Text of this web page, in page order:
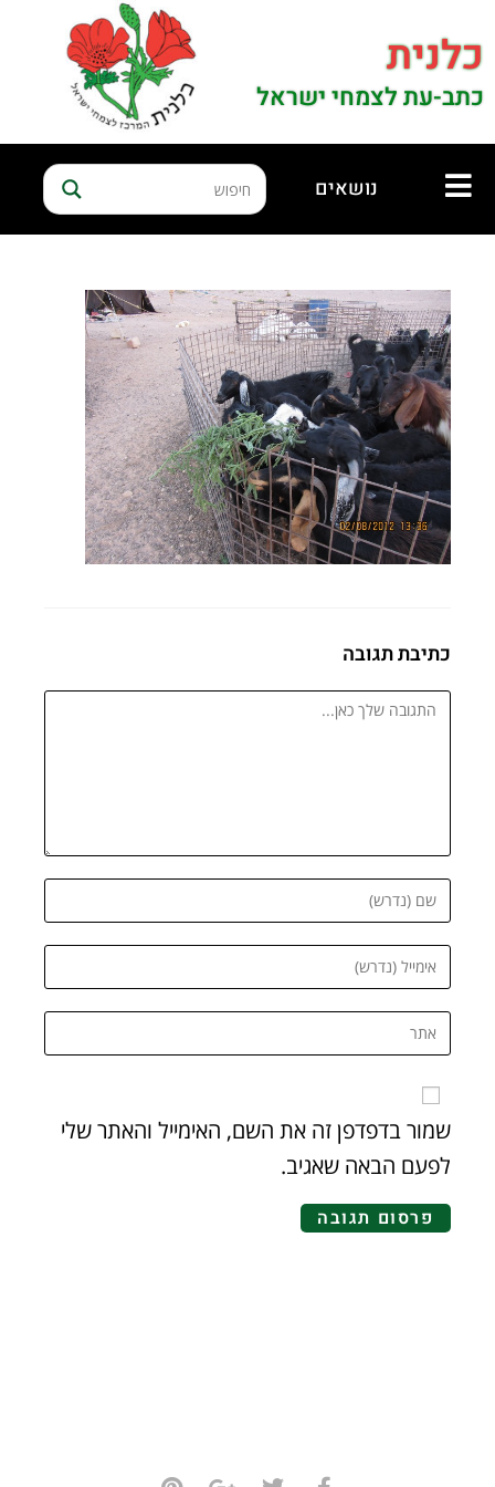
כלנית
כתב-עת לצמחי ישראל
נושאים
כתיבת תגובה
שמור בדפדפן זה את השם, האימייל והאתר שלי
לפעם הבאה שאגיב.